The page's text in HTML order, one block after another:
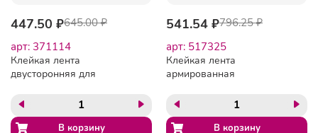
447.50 ₽645.00 ₽
арт: 371114
Клейкая лента
двусторонняя для
19мм х 5м, белая
541.54 ₽796.25 ₽
арт: 517325
Клейкая лента
армированная